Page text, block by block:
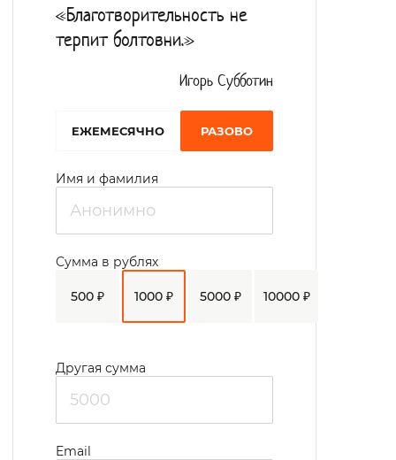
«Благотворительность не
терпит болтовни.»
Игорь Субботин
EЖЕМЕСЯЧНО РАЗОВО
Имя и фамилия
500 ₽ 1000 ₽ 5000 ₽ 10000 ₽
Сумма в рублях
Другая сумма
Email